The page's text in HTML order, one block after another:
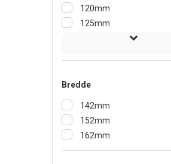
120mm
125mm
Bredde
142mm
152mm
162mm